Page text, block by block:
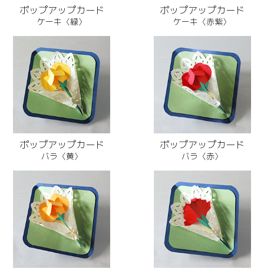
ポップアップカード
ケーキ〈緑〉
ポップアップカード
ケーキ〈赤紫〉
ポップアップカード
バラ〈黄〉
ポップアップカード
バラ〈赤〉